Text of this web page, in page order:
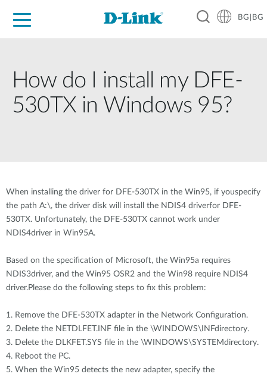
BG|BG
How do I install my DFE-
530TX in Windows 95?
When installing the driver for DFE-530TX in the Win95, if youspecify
the path A:\, the driver disk will install the NDIS4 driverfor DFE-
530TX. Unfortunately, the DFE-530TX cannot work under
NDIS4driver in Win95A.
Based on the specification of Microsoft, the Win95a requires
NDIS3driver, and the Win95 OSR2 and the Win98 require NDIS4
driver.Please do the following steps to fix this problem:
1. Remove the DFE-530TX adapter in the Network Configuration.
2. Delete the NETDLFET.INF file in the \WINDOWS\INFdirectory.
3. Delete the DLKFET.SYS file in the \WINDOWS\SYSTEMdirectory.
4. Reboot the PC.
5. When the Win95 detects the new adapter, specify the